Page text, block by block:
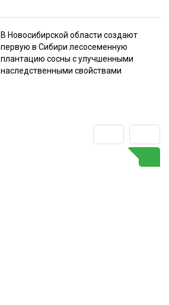
В Новосибирской области создают
первую в Сибири лесосеменную
плантацию сосны с улучшенными
наследственными свойствами